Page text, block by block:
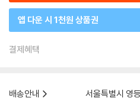
앱 다운 시 1천원 상품권
결제혜택
배송안내
서울특별시 영